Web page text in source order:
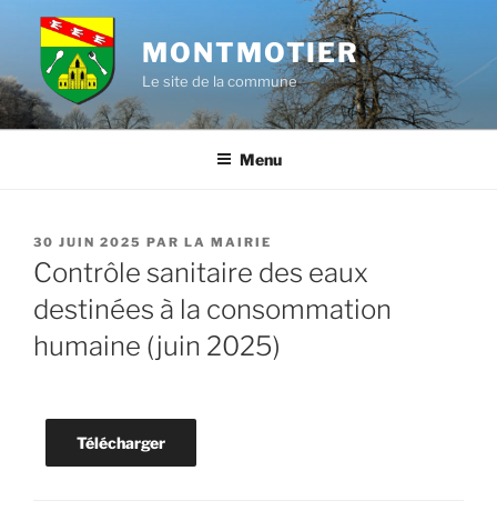
contenu
principal
MONTMOTIER
Le site de la commune
Menu
PUBLIÉ
LE
30 JUIN 2025 PAR LA MAIRIE
Contrôle sanitaire des eaux
destinées à la consommation
humaine (juin 2025)
Télécharger